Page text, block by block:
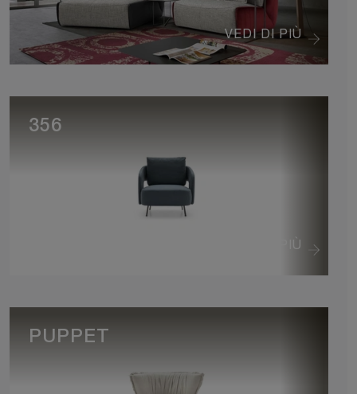
VEDI DI PIÙ
VEDI DI PIÙ
356
PUPPET